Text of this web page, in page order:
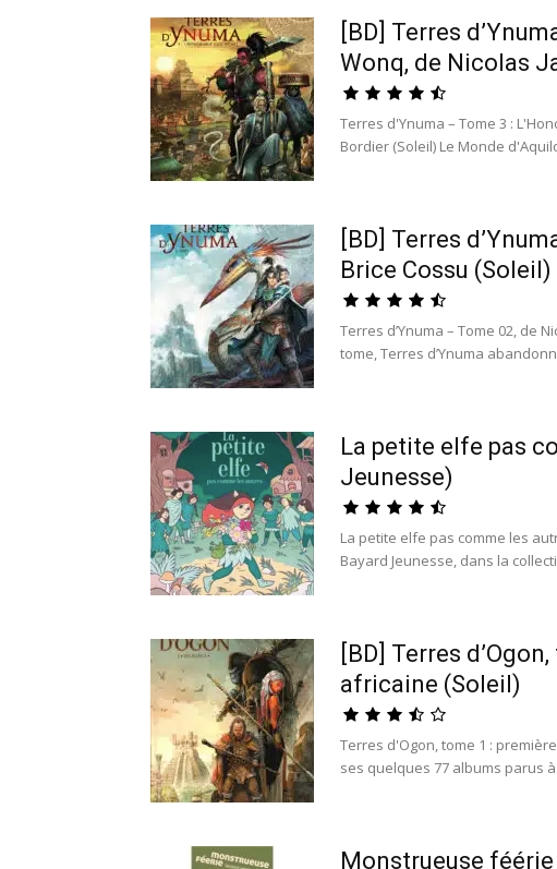
[BD] Terres
Wonq, de Nicolas
Terres d'Ynuma – Tome 3 :
Bordier (Soleil) Le Monde
[BD] Terres
Brice Cossu (Soleil)
Terres d’Ynuma – Tome 02, de
tome, Terres d’Ynuma
La petite elfe pas
Jeunesse)
La petite elfe pas comme les
Bayard Jeunesse, dans la
[BD] Terres
africaine (Soleil)
Terres d'Ogon, tome 1 :
ses quelques 77 albums parus à
Monstrueuse